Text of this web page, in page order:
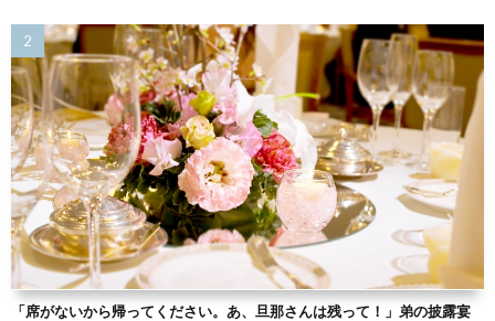
「席がないから帰ってください。あ、旦那さんは残って！」弟の披露宴